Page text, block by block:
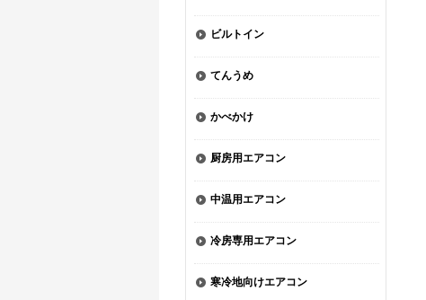
ビルトイン
てんうめ
かべかけ
厨房用エアコン
中温用エアコン
冷房専用エアコン
寒冷地向けエアコン